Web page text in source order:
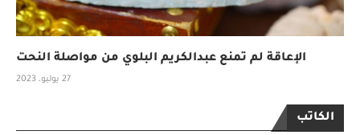
الإعاقة لم تمنع عبدالكريم البلوي من مواصلة النحت
27 يوليو، 2023
الكاتب